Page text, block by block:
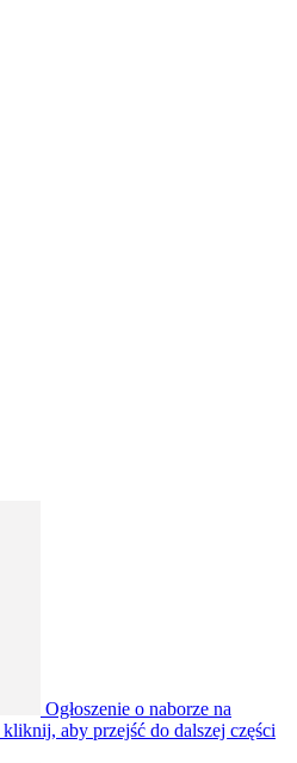
Ogłoszenie o naborze na
kliknij, aby przejść do dalszej części